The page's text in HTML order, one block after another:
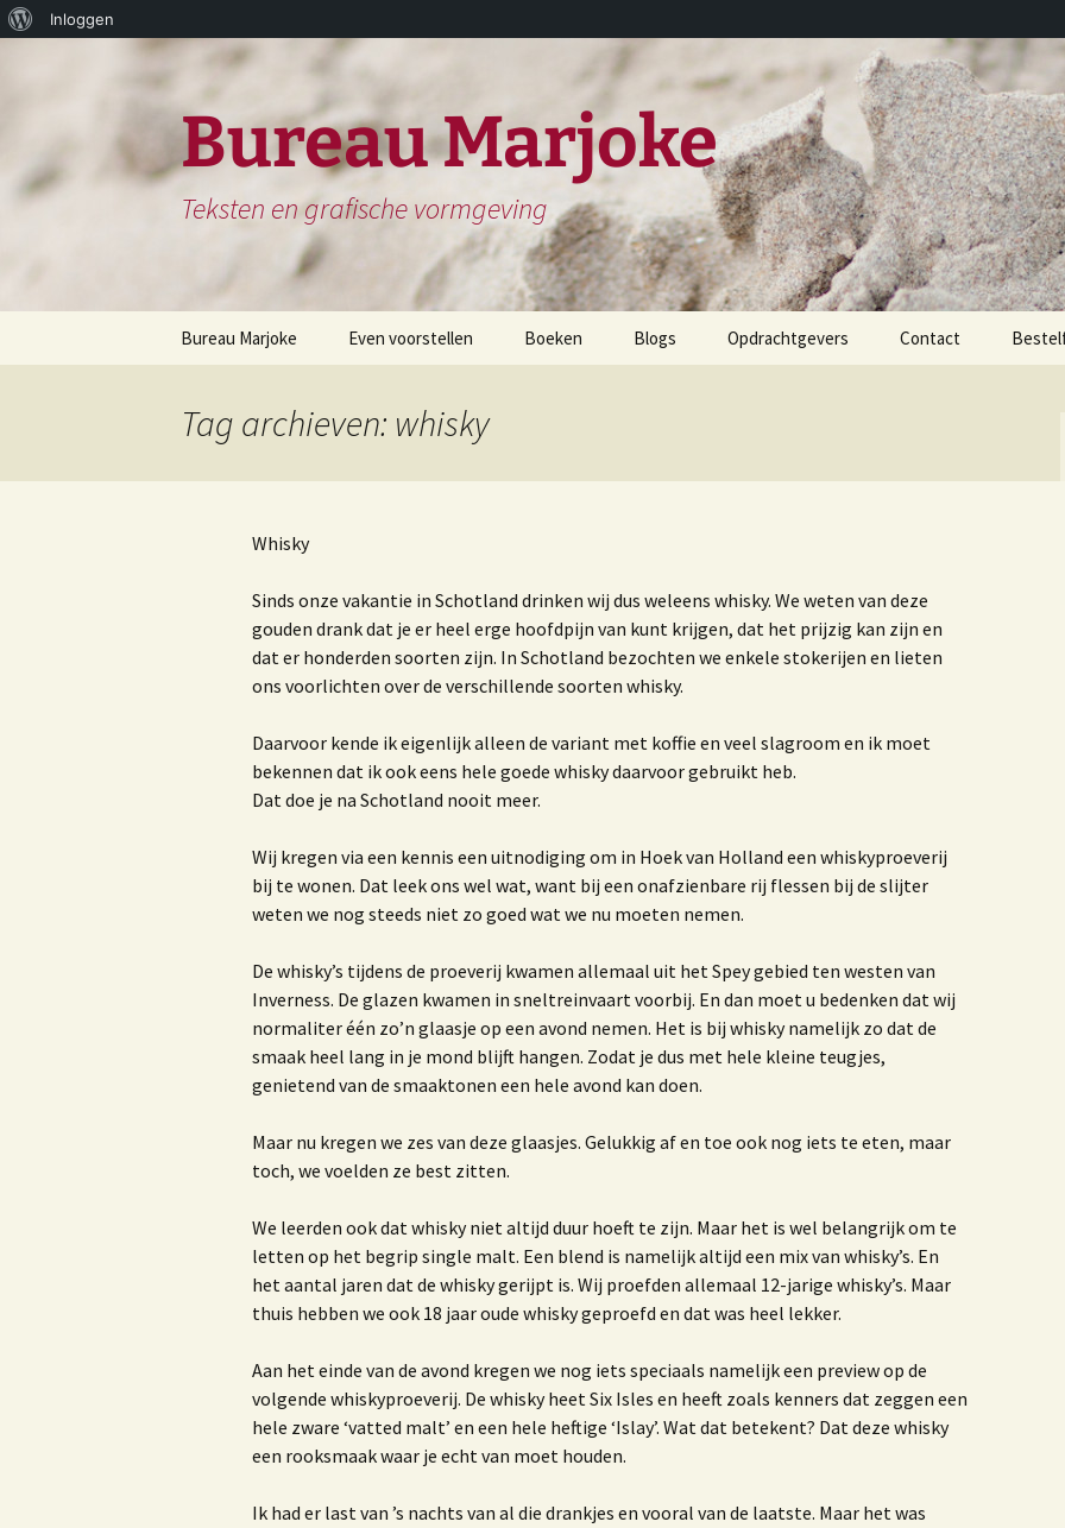
Over
Inloggen
Bureau Marjoke
Teksten en grafische vormgeving
Bureau Marjoke
Biografie
teksten
Nieuwsbrieven of blogs
Workshop ‘Bloggen, iets
Privacy beleid van Bureau
Even voorstellen Boeken
Het leven en werken van
Antoni van Leeuwenhoek
moeder zwaaide naar
vliegtuigen’
Vormgeving
Het verhaal van Leen
Vrijland
Waar ik woon en wie ik
ben uitgave 2020
Waar ik woon en wie ik
ben
Enters
Kruisbestuiving tussen
Blogbundel
100 jaar trouwen in het
Westland
We benne samen een
Herinneringen aan de
druivenkrentteelt
Onze reis naar Israel
Blogs Opdrachtgevers Contact
Tag archieven: whisky
Whisky
Sinds onze vakantie in Schotland drinken wij dus weleens whisky. We weten van deze
gouden drank dat je er heel erge hoofdpijn van kunt krijgen, dat het prijzig kan zijn en
dat er honderden soorten zijn. In Schotland bezochten we enkele stokerijen en lieten
ons voorlichten over de verschillende soorten whisky.
Daarvoor kende ik eigenlijk alleen de variant met koffie en veel slagroom en ik moet
bekennen dat ik ook eens hele goede whisky daarvoor gebruikt heb.
Dat doe je na Schotland nooit meer.
Wij kregen via een kennis een uitnodiging om in Hoek van Holland een whiskyproeverij
bij te wonen. Dat leek ons wel wat, want bij een onafzienbare rij flessen bij de slijter
weten we nog steeds niet zo goed wat we nu moeten nemen.
De whisky’s tijdens de proeverij kwamen allemaal uit het Spey gebied ten westen van
Inverness. De glazen kwamen in sneltreinvaart voorbij. En dan moet u bedenken dat wij
normaliter één zo’n glaasje op een avond nemen. Het is bij whisky namelijk zo dat de
smaak heel lang in je mond blijft hangen. Zodat je dus met hele kleine teugjes,
genietend van de smaaktonen een hele avond kan doen.
Maar nu kregen we zes van deze glaasjes. Gelukkig af en toe ook nog iets te eten, maar
toch, we voelden ze best zitten.
We leerden ook dat whisky niet altijd duur hoeft te zijn. Maar het is wel belangrijk om te
letten op het begrip single malt. Een blend is namelijk altijd een mix van whisky’s. En
het aantal jaren dat de whisky gerijpt is. Wij proefden allemaal 12-jarige whisky’s. Maar
thuis hebben we ook 18 jaar oude whisky geproefd en dat was heel lekker.
Aan het einde van de avond kregen we nog iets speciaals namelijk een preview op de
volgende whiskyproeverij. De whisky heet Six Isles en heeft zoals kenners dat zeggen een
hele zware ‘vatted malt’ en een hele heftige ‘Islay’. Wat dat betekent? Dat deze whisky
een rooksmaak waar je echt van moet houden.
Ik had er last van ’s nachts van al die drankjes en vooral van de laatste. Maar het was